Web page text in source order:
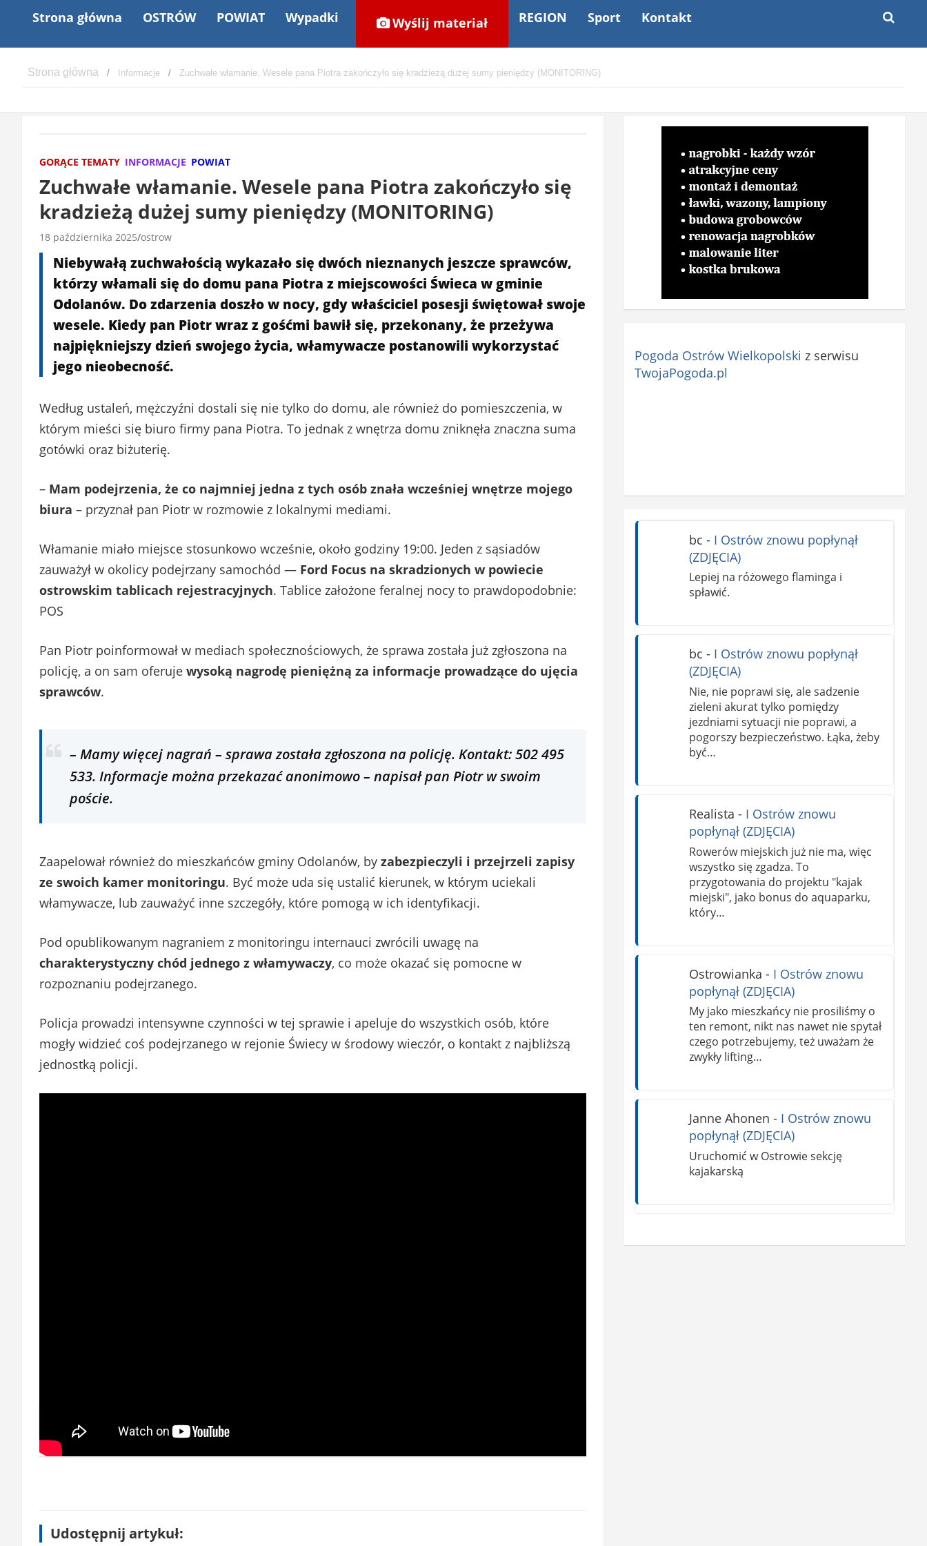
Strona główna OSTRÓW POWIAT Wypadki Wyślij materiał REGION Sport Kontakt
Informacje Zuchwałe włamanie. Wesele pana Piotra zakończyło się kradzieżą dużej sumy pieniędzy (MONITORING)
GORĄCE TEMATY INFORMACJE POWIAT
Zuchwałe włamanie. Wesele pana Piotra zakończyło się
kradzieżą dużej sumy pieniędzy (MONITORING)
18 października 2025 ostrow
Niebywałą zuchwałością wykazało się dwóch nieznanych jeszcze sprawców,
którzy włamali się do domu pana Piotra z miejscowości Świeca w gminie
Odolanów. Do zdarzenia doszło w nocy, gdy właściciel posesji świętował swoje
wesele. Kiedy pan Piotr wraz z gośćmi bawił się, przekonany, że przeżywa
najpiękniejszy dzień swojego życia, włamywacze postanowili wykorzystać
jego nieobecność.
Według ustaleń, mężczyźni dostali się nie tylko do domu, ale również do pomieszczenia, w
którym mieści się biuro firmy pana Piotra. To jednak z wnętrza domu zniknęła znaczna suma
gotówki oraz biżuterię.
– Mam podejrzenia, że co najmniej jedna z tych osób znała wcześniej wnętrze mojego
biura – przyznał pan Piotr w rozmowie z lokalnymi mediami.
Włamanie miało miejsce stosunkowo wcześnie, około godziny 19:00. Jeden z sąsiadów
zauważył w okolicy podejrzany samochód — Ford Focus na skradzionych w powiecie
ostrowskim tablicach rejestracyjnych. Tablice założone feralnej nocy to prawdopodobnie:
POS
Pan Piotr poinformował w mediach społecznościowych, że sprawa została już zgłoszona na
policję, a on sam oferuje wysoką nagrodę pieniężną za informacje prowadzące do ujęcia
sprawców.
– Mamy więcej nagrań – sprawa została zgłoszona na policję. Kontakt: 502 495
533. Informacje można przekazać anonimowo– napisał pan Piotr w swoim
poście.
Zaapelował również do mieszkańców gminy Odolanów, by zabezpieczyli i przejrzeli zapisy
ze swoich kamer monitoringu. Być może uda się ustalić kierunek, w którym uciekali
włamywacze, lub zauważyć inne szczegóły, które pomogą w ich identyfikacji.
Pod opublikowanym nagraniem z monitoringu internauci zwrócili uwagę na
charakterystyczny chód jednego z włamywaczy, co może okazać się pomocne w
rozpoznaniu podejrzanego.
Policja prowadzi intensywne czynności w tej sprawie i apeluje do wszystkich osób, które
mogły widzieć coś podejrzanego w rejonie Świecy w środowy wieczór, o kontakt z najbliższą
jednostką policji.
CZYTAJ I Ostrów znowu popłynął (ZDJĘCIA)
Udostępnij artykuł:
Pogoda Ostrów Wielkopolski z serwisu
TwojaPogoda.pl
bc - I Ostrów znowu popłynął
(ZDJĘCIA)
Lepiej na różowego flaminga i
spławić.
bc - I Ostrów znowu popłynął
(ZDJĘCIA)
Nie, nie poprawi się, ale sadzenie
zieleni akurat tylko pomiędzy
jezdniami sytuacji nie poprawi, a
pogorszy bezpieczeństwo. Łąka, żeby
być…
Realista - I Ostrów znowu
popłynął (ZDJĘCIA)
Rowerów miejskich już nie ma, więc
wszystko się zgadza. To
przygotowania do projektu "kajak
miejski", jako bonus do aquaparku,
który…
Ostrowianka - I Ostrów znowu
popłynął (ZDJĘCIA)
My jako mieszkańcy nie prosiliśmy o
ten remont, nikt nas nawet nie spytał
czego potrzebujemy, też uważam że
zwykły lifting…
Janne Ahonen - I Ostrów znowu
popłynął (ZDJĘCIA)
Uruchomić w Ostrowie sekcję
kajakarską